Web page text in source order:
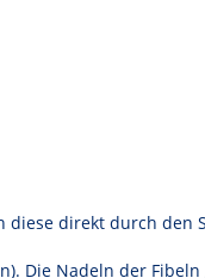
direkt durch den
Die Nadeln der